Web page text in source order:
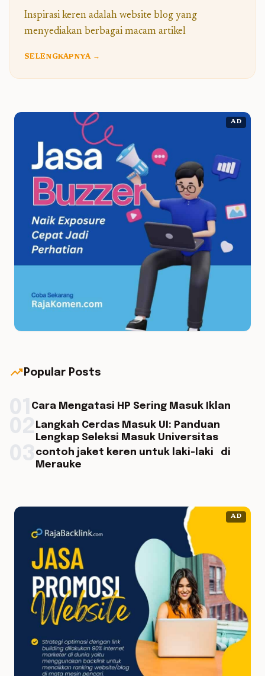
Inspirasi keren adalah website blog yang
menyediakan berbagai macam artikel
SELENGKAPNYA →
AD
trending_up Popular Posts
Cara Mengatasi HP Sering Masuk Iklan
Langkah Cerdas Masuk UI: Panduan
Lengkap Seleksi Masuk Universitas
contoh jaket keren untuk laki-laki di
Merauke
AD